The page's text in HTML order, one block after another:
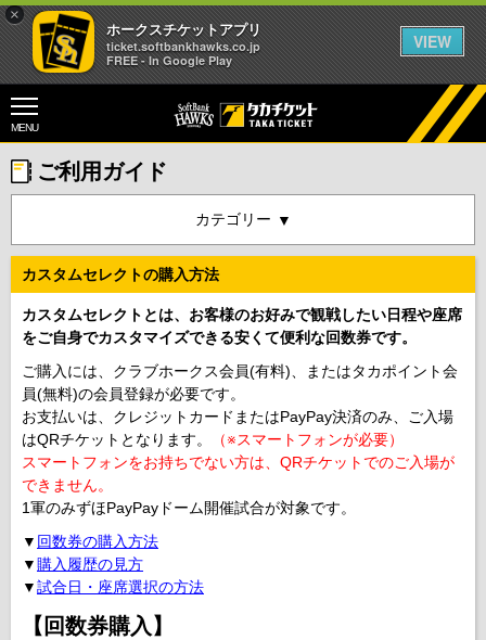
×
ホークスチケットアプリ
ticket.softbankhawks.co.jp
FREE - In Google Play
VIEW
MENU
ご利用ガイド
カテゴリー
カスタムセレクトの購入方法
カスタムセレクトとは、お客様のお好みで観戦したい日程や座席
をご自身でカスタマイズできる安くて便利な回数券です。
ご購入には、クラブホークス会員(有料)、またはタカポイント会
員(無料)の会員登録が必要です。
お支払いは、クレジットカードまたはPayPay決済のみ、ご入場
はQRチケットとなります。
（※スマートフォンが必要）
スマートフォンをお持ちでない方は、QRチケットでのご入場が
できません。
1軍のみずほPayPayドーム開催試合が対象です。
▼ 回数券の購入方法
▼購入履歴の見方
▼試合日・座席選択の方法
【回数券購入】